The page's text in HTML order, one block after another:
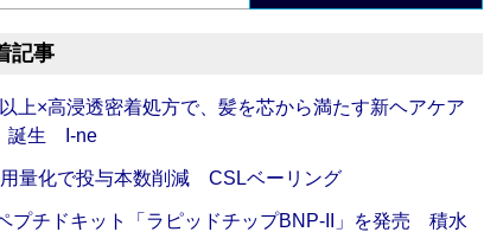
記事
上×高浸透密着処方で、髪を芯から満たす新ヘアケア
誕生 I-ne
用量化で投与本数削減 CSLベーリング
プチドキット「ラピッドチップBNP-II」を発売 積水